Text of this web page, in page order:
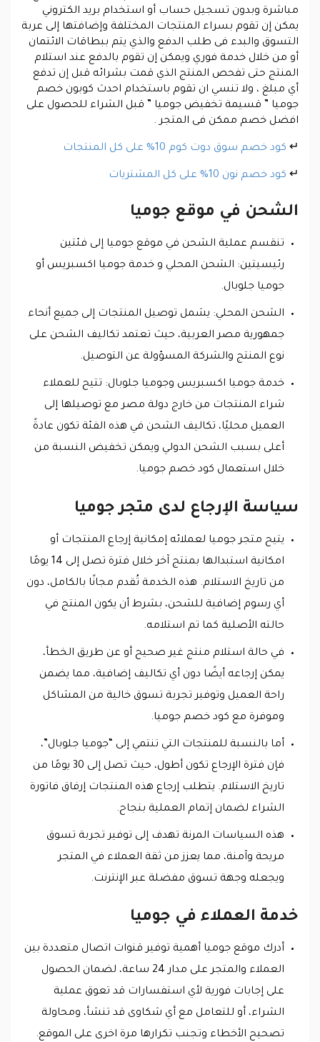
مباشرة وبدون تسجيل حساب أو استخدام بريد الكتروني
يمكن إن تقوم بسراء المنتجات المختلفة وإضافتها إلى عربة
التسوق والبدء فى طلب الدفع والذي يتم ببطاقات الائتمان
أو من خلال خدمة فوري ويمكن إن تقوم بالدفع عند استلام
المنتج حتى تفحص المنتج الذي قمت بشرائه قبل إن تدفع
أي مبلغ ، ولا تنسي ان تقوم باستخدام احدث كوبون خصم
جوميا ” قسيمة تخفيض جوميا ” قبل الشراء للحصول على
افضل خصم ممكن فى المتجر .
↵ كود خصم سوق دوت كوم 10% على كل المنتجات
↵ كود خصم نون 10% على كل المشتريات
الشحن في موقع جوميا
تنقسم عملية الشحن في موقع جوميا إلى فئتين
رئيسيتين: الشحن المحلي و خدمة جوميا اكسبريس أو
جوميا جلوبال.
الشحن المحلي: يشمل توصيل المنتجات إلى جميع أنحاء
جمهورية مصر العربية، حيث تعتمد تكاليف الشحن على
نوع المنتج والشركة المسؤولة عن التوصيل.
خدمة جوميا اكسبريس وجوميا جلوبال: تتيح للعملاء
شراء المنتجات من خارج دولة مصر مع توصيلها إلى
العميل محليًا، تكاليف الشحن في هذه الفئة تكون عادةً
أعلى بسبب الشحن الدولي ويمكن تخفيض النسبة من
خلال استعمال كود خصم جوميا.
سياسة الإرجاع لدى متجر جوميا
يتيح متجر جوميا لعملائه إمكانية إرجاع المنتجات أو
امكانية استبدالها بمنتج آخر خلال فترة تصل إلى 14 يومًا
من تاريخ الاستلام. هذه الخدمة تُقدم مجانًا بالكامل، دون
أي رسوم إضافية للشحن، بشرط أن يكون المنتج في
حالته الأصلية كما تم استلامه.
في حالة استلام منتج غير صحيح أو عن طريق الخطأ،
يمكن إرجاعه أيضًا دون أي تكاليف إضافية، مما يضمن
راحة العميل وتوفير تجربة تسوق خالية من المشاكل
وموفرة مع كود خصم جوميا.
أما بالنسبة للمنتجات التي تنتمي إلى “جوميا جلوبال”،
فإن فترة الإرجاع تكون أطول، حيث تصل إلى 30 يومًا من
تاريخ الاستلام. يتطلب إرجاع هذه المنتجات إرفاق فاتورة
الشراء لضمان إتمام العملية بنجاح.
هذه السياسات المرنة تهدف إلى توفير تجربة تسوق
مريحة وآمنة، مما يعزز من ثقة العملاء في المتجر
ويجعله وجهة تسوق مفضلة عبر الإنترنت.
خدمة العملاء في جوميا
أدرك موقع جوميا أهمية توفير قنوات اتصال متعددة بين
العملاء والمتجر على مدار 24 ساعة، لضمان الحصول
على إجابات فورية لأي استفسارات قد تعوق عملية
الشراء، أو للتعامل مع أي شكاوى قد تنشأ، ومحاولة
تصحيح الأخطاء وتجنب تكرارها مرة اخرى على الموقع.